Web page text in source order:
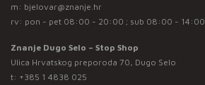
m: bjelovar@znanje.hr
rv: pon - pet 08:00 - 20:00 ; sub 08:00 - 14:00
Znanje Dugo Selo – Stop Shop
Ulica Hrvatskog preporoda 70, Dugo Selo
t: +385 1 4838 025